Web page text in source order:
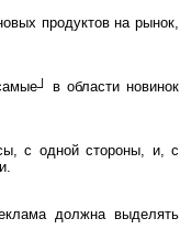
продуктов на рынок,
в области новинок
с одной стороны, и, с
должна выделять